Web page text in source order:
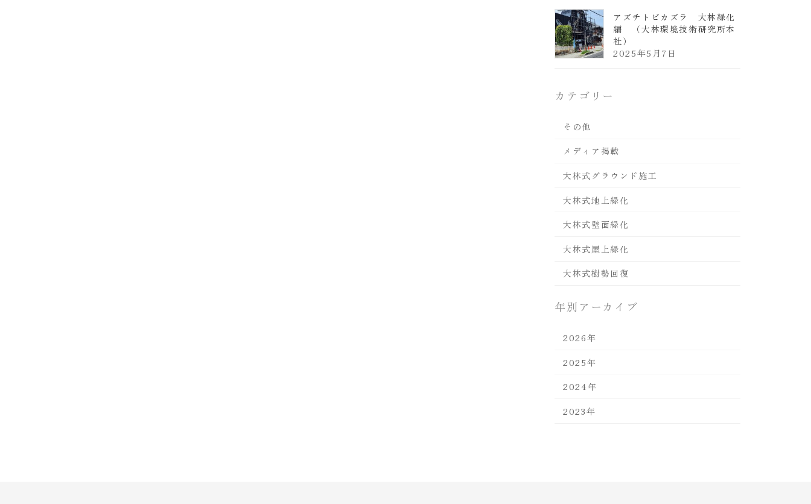
アズチトビカズラ 大林緑化
編 （大林環境技術研究所本
社）
2025年5月7日
カテゴリー
その他
メディア掲載
大林式グラウンド施工
大林式地上緑化
大林式壁面緑化
大林式屋上緑化
大林式樹勢回復
年別アーカイブ
2026年
2025年
2024年
2023年